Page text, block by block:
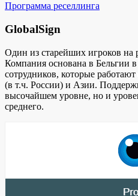
Программа реселлинга
GlobalSign
Один из старейших игроков на
Компания основана в Бельгии
сотрудников, которые
(в т.ч. России) и Азии.
высочайшем уровне, но и
среднего.